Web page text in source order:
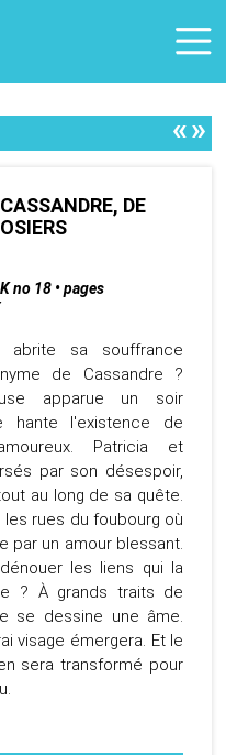
«»
DE
no 18 • pages
abrite sa souffrance
de Cassandre ?
apparue un soir
hante l'existence de
Patricia et
par son désespoir,
au long de sa quête.
les rues du foubourg où
par un amour blessant.
les liens qui la
? À grands traits de
se dessine une âme.
visage émergera. Et le
sera transformé pour